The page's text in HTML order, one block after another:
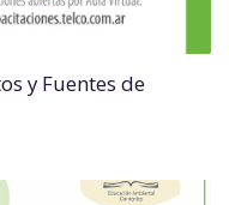
y Fuentes de